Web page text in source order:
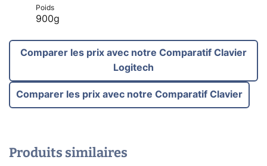
Poids
900g
Comparer les prix avec notre Comparatif Clavier
Logitech
Comparer les prix avec notre Comparatif Clavier
Produits similaires